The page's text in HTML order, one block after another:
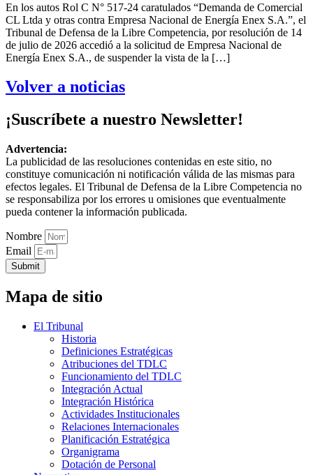
En los autos Rol C N° 517-24 caratulados “Demanda de Comercial
CL Ltda y otras contra Empresa Nacional de Energía Enex S.A.”, el
Tribunal de Defensa de la Libre Competencia, por resolución de 14
de julio de 2026 accedió a la solicitud de Empresa Nacional de
Energía Enex S.A., de suspender la vista de la […]
Volver a noticias
¡Suscríbete a nuestro Newsletter!
Advertencia:
La publicidad de las resoluciones contenidas en este sitio, no
constituye comunicación ni notificación válida de las mismas para
efectos legales. El Tribunal de Defensa de la Libre Competencia no
se responsabiliza por los errores u omisiones que eventualmente
pueda contener la información publicada.
Nombre
Email
Submit
Mapa de sitio
El Tribunal
Historia
Definiciones Estratégicas
Atribuciones del TDLC
Funcionamiento del TDLC
Integración Actual
Integración Histórica
Actividades Institucionales
Relaciones Internacionales
Planificación Estratégica
Organigrama
Dotación de Personal